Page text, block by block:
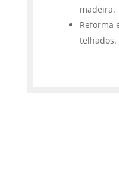
madeira.
Reforma
telhados.